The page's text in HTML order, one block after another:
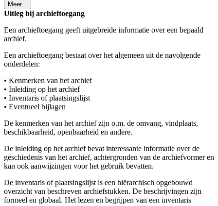
Meer...
Uitleg bij archieftoegang
Een archieftoegang geeft uitgebreide informatie over een bepaald
archief.
Een archieftoegang bestaat over het algemeen uit de navolgende
onderdelen:
• Kenmerken van het archief
• Inleiding op het archief
• Inventaris of plaatsingslijst
• Eventueel bijlagen
De kenmerken van het archief zijn o.m. de omvang, vindplaats,
beschikbaarheid, openbaarheid en andere.
De inleiding op het archief bevat interessante informatie over de
geschiedenis van het archief, achtergronden van de archiefvormer en
kan ook aanwijzingen voor het gebruik bevatten.
De inventaris of plaatsingslijst is een hiërarchisch opgebouwd
overzicht van beschreven archiefstukken. De beschrijvingen zijn
formeel en globaal. Het lezen en begrijpen van een inventaris